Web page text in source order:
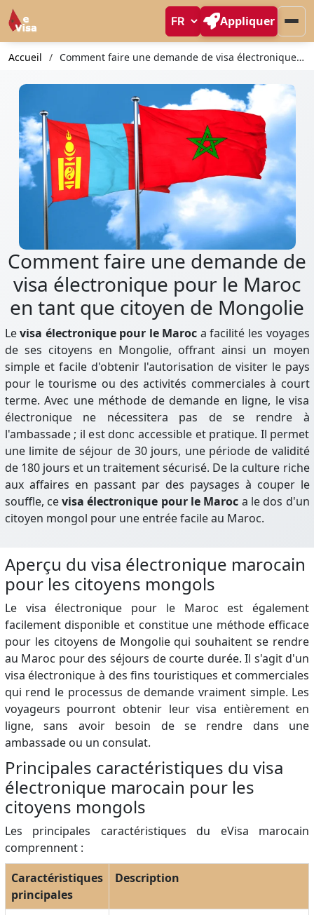
Appliquer
Accueil Comment faire une demande de visa électronique pour le Maroc en tant que citoyen de Mongolie
Comment faire une demande de
visa électronique pour le Maroc
en tant que citoyen de Mongolie
Levisa électronique pour le Maroc a facilité les voyages
de ses citoyens en Mongolie, offrant ainsi un moyen
simple et facile d'obtenir l'autorisation de visiter le pays
pour le tourisme ou des activités commerciales à court
terme. Avec une méthode de demande en ligne, le visa
électronique ne nécessitera pas de se rendre à
l'ambassade ; il est donc accessible et pratique. Il permet
une limite de séjour de 30 jours, une période de validité
de 180 jours et un traitement sécurisé. De la culture riche
aux affaires en passant par des paysages à couper le
souffle, cevisa électronique pour le Maroc a le dos d'un
citoyen mongol pour une entrée facile au Maroc.
Aperçu du visa électronique marocain
pour les citoyens mongols
Le visa électronique pour le Maroc est également
facilement disponible et constitue une méthode efficace
pour les citoyens de Mongolie qui souhaitent se rendre
au Maroc pour des séjours de courte durée. Il s'agit d'un
visa électronique à des fins touristiques et commerciales
qui rend le processus de demande vraiment simple. Les
voyageurs pourront obtenir leur visa entièrement en
ligne, sans avoir besoin de se rendre dans une
ambassade ou un consulat.
Principales caractéristiques du visa
électronique marocain pour les
citoyens mongols
Les principales caractéristiques du eVisa marocain
comprennent :
Caractéristiques
principales
Description